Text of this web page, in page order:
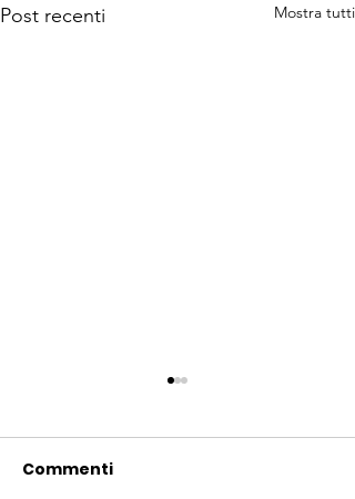
Post recenti Mostra tutti
Commenti